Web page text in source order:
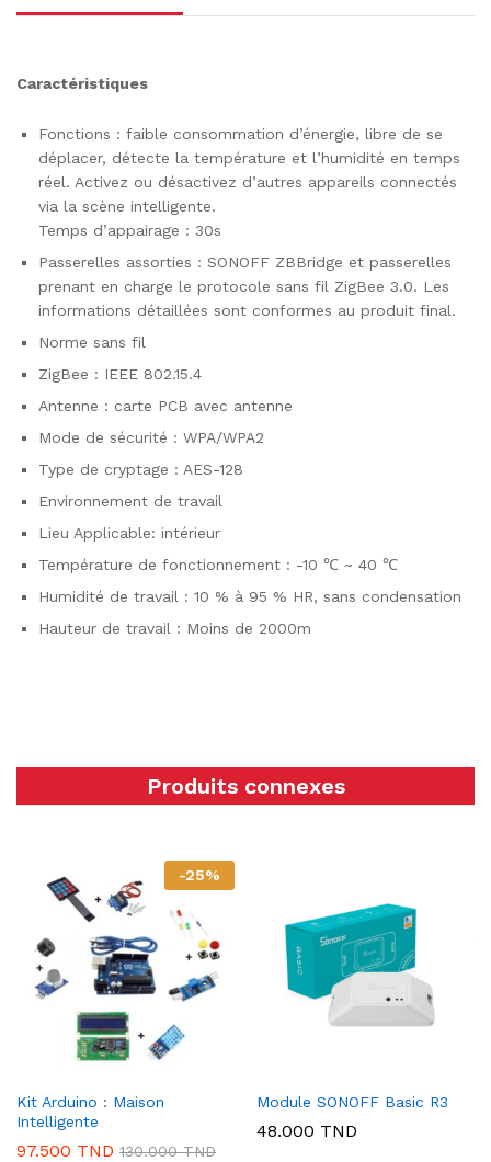
Caractéristiques
Fonctions : faible consommation d’énergie, libre de se
déplacer, détecte la température et l’humidité en temps
réel. Activez ou désactivez d’autres appareils connectés
via la scène intelligente.
Temps d’appairage : 30s
Passerelles assorties : SONOFF ZBBridge et passerelles
prenant en charge le protocole sans fil ZigBee 3.0. Les
informations détaillées sont conformes au produit final.
Norme sans fil
ZigBee : IEEE 802.15.4
Antenne : carte PCB avec antenne
Mode de sécurité : WPA/WPA2
Type de cryptage : AES-128
Environnement de travail
Lieu Applicable: intérieur
Température de fonctionnement : -10 ℃ ~ 40 ℃
Humidité de travail : 10 % à 95 % HR, sans condensation
Hauteur de travail : Moins de 2000m
Produits connexes
-25%
Kit Arduino : Maison
Intelligente
97.500 TND 130.000TND
Module SONOFF Basic R3
48.000 TND